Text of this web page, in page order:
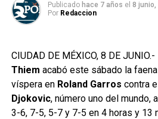
Publicado hace 7 años el 8 junio,
Por Redaccion
CIUDAD DE MÉXICO, 8 DE
Thiem acabó este sábado la
víspera en Roland Garros contra
Djokovic, número uno del mundo,
3-6, 7-5, 5-7 y 7-5 en 4 horas y 13